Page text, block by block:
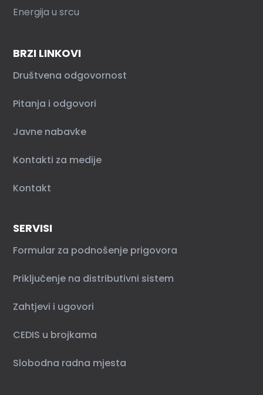
Energija u srcu
BRZI LINKOVI
Društvena odgovornost
Pitanja i odgovori
Javne nabavke
Kontakti za medije
Kontakt
SERVISI
Formular za podnošenje prigovora
Priključenje na distributivni sistem
Zahtjevi i ugovori
CEDIS u brojkama
Slobodna radna mjesta